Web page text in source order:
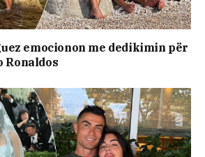
emocionon me dedikimin për
Ronaldos